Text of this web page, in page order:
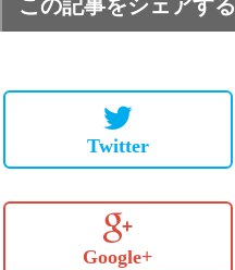
この記事をシェアする
Twitter
Google+